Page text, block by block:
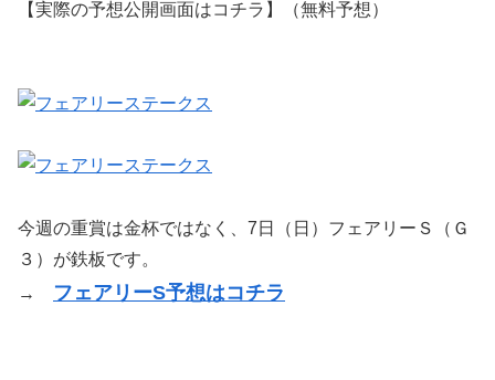
【実際の予想公開画面はコチラ】（無料予想）
今週の重賞は金杯ではなく、7日（日）フェアリーＳ（Ｇ
３）が鉄板です。
→
フェアリーS予想はコチラ